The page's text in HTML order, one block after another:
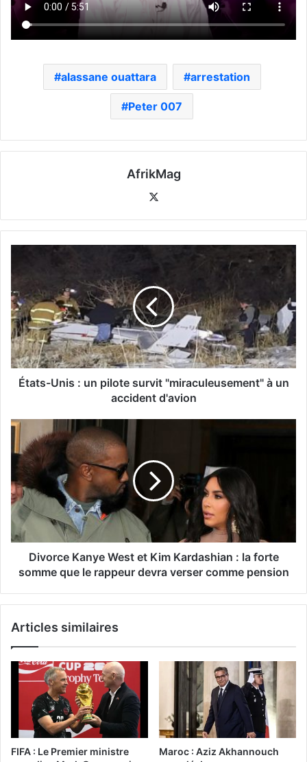
alassane ouattara arrestation
Peter 007
AfrikMag
États-Unis : un pilote survit "miraculeusement" à un
accident d'avion
Divorce Kanye West et Kim Kardashian : la forte
somme que le rappeur devra verser comme pension
Articles similaires
FIFA : Le Premier ministre
Maroc : Aziz Akhannouch